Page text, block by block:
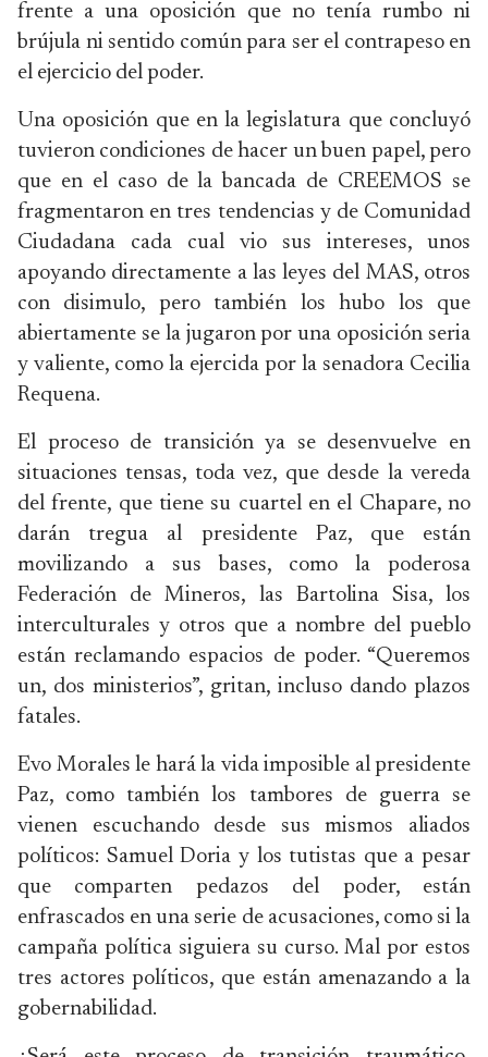
frente a una oposición que no tenía rumbo ni
brújula ni sentido común para ser el contrapeso en
el ejercicio del poder.
Una oposición que en la legislatura que concluyó
tuvieron condiciones de hacer un buen papel, pero
que en el caso de la bancada de CREEMOS se
fragmentaron en tres tendencias y de Comunidad
Ciudadana cada cual vio sus intereses, unos
apoyando directamente a las leyes del MAS, otros
con disimulo, pero también los hubo los que
abiertamente se la jugaron por una oposición seria
y valiente, como la ejercida por la senadora Cecilia
Requena.
El proceso de transición ya se desenvuelve en
situaciones tensas, toda vez, que desde la vereda
del frente, que tiene su cuartel en el Chapare, no
darán tregua al presidente Paz, que están
movilizando a sus bases, como la poderosa
Federación de Mineros, las Bartolina Sisa, los
interculturales y otros que a nombre del pueblo
están reclamando espacios de poder. “Queremos
un, dos ministerios”, gritan, incluso dando plazos
fatales.
Evo Morales le hará la vida imposible al presidente
Paz, como también los tambores de guerra se
vienen escuchando desde sus mismos aliados
políticos: Samuel Doria y los tutistas que a pesar
que comparten pedazos del poder, están
enfrascados en una serie de acusaciones, como si la
campaña política siguiera su curso. Mal por estos
tres actores políticos, que están amenazando a la
gobernabilidad.